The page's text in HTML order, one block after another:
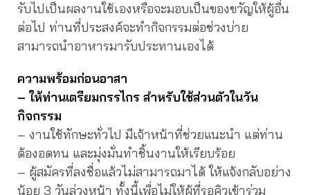
รับไปเป็นผลงานใช้เองหรือจะมอบเป็นของขวัญให้ผู้อื่น
ต่อไป ท่านที่ประสงค์จะทำกิจกรรมต่อช่วงบ่าย
สามารถนำอาหารมารับประทานเองได้
ความพร้อมก่อนอาสา
– ให้ท่านเตรียมกรรไกร สำหรับใช้ส่วนตัวในวัน
กิจกรรม
– งานใช้ทักษะทั่วไป มีเจ้าหน้าที่ช่วยแนะนำ แต่ท่าน
ต้องอดทน และมุ่งมั่นทำชิ้นงานให้เรียบร้อย
– ผู้สมัครที่ลงชื่อแล้วไม่สามารถมาได้ ให้แจ้งกลับอย่าง
น้อย 3 วันล่วงหน้า ทั้งนี้เพื่อไม่ให้ผู้ที่รอคิวเข้าร่วม